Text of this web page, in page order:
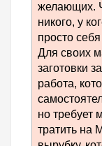
желающих.
никого, у
просто
Для своих
заготовки
работа,
но требует
тратить на